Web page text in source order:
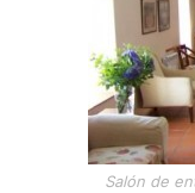
Salón de